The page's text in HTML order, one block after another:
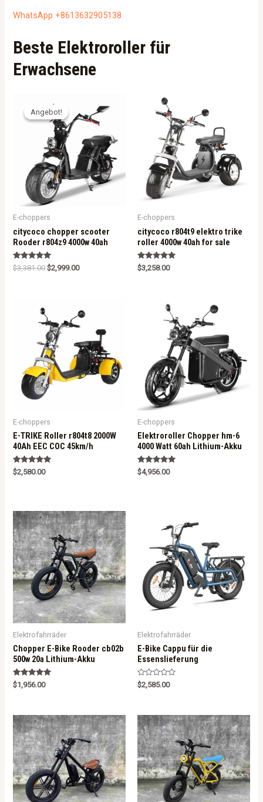
WhatsApp +8613632905138
Beste Elektroroller für
Erwachsene
Angebot!
Angebot!
E-choppers
citycoco chopper scooter
Rooder r804z9 4000w 40ah
Rated
5.00
$3,381.00 $2,999.00
E-choppers
citycoco r804t9 elektro trike
roller 4000w 40ah for sale
Rated
5.00
$3,258.00
E-choppers
E-TRIKE Roller r804t8 2000W
40Ah EEC COC 45km/h
Rated
5.00
$2,580.00
E-choppers
Elektroroller Chopper hm-6
4000 Watt 60ah Lithium-Akku
Rated
5.00
$4,956.00
Elektrofahrräder
Chopper E-Bike Rooder cb02b
500w 20a Lithium-Akku
Rated
5.00
$1,956.00
Elektrofahrräder
E-Bike Cappu für die
Essenslieferung
R
a
0
o
u
t
o
f
5
$2,585.00